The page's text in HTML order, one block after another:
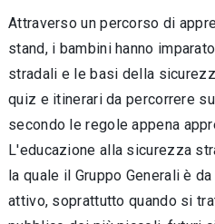
Attraverso un percorso di
stand, i bambini hanno
stradali e le basi della
quiz e itinerari da percorrere
secondo le regole appena
L'educazione alla sicurezza
la quale il Gruppo Generali è
attivo, soprattutto quando si